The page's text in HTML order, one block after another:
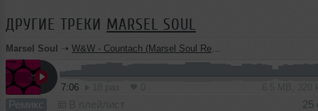
ДРУГИЕ ТРЕКИ MARSEL SOUL
Marsel Soul ➝ W&W - Countach (Marsel Soul Remix)
7:06
Ремикс 25